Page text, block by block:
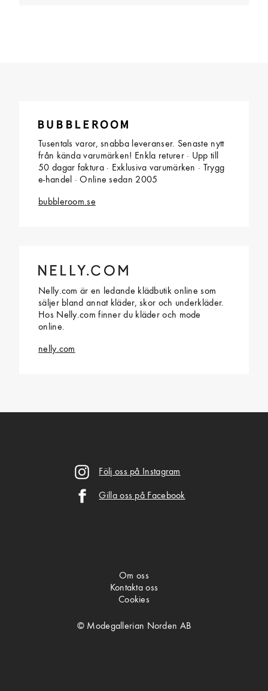
Tusentals varor, snabba leveranser. Senaste nytt
från kända varumärken! Enkla returer · Upp till
50 dagar faktura · Exklusiva varumärken · Trygg
e-handel · Online sedan 2005
bubbleroom.se
Nelly.com är en ledande klädbutik online som
säljer bland annat kläder, skor och underkläder.
Hos Nelly.com finner du kläder och mode
online.
nelly.com
Följ oss på Instagram
Gilla oss på Facebook
Om oss
Kontakta oss
Cookies
© Modegallerian Norden AB